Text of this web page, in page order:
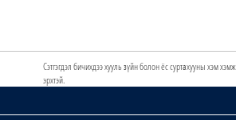
Сэтгэгдэл бичихдээ хууль зүйн болон ёс суртахууны хэм
эрхтэй.